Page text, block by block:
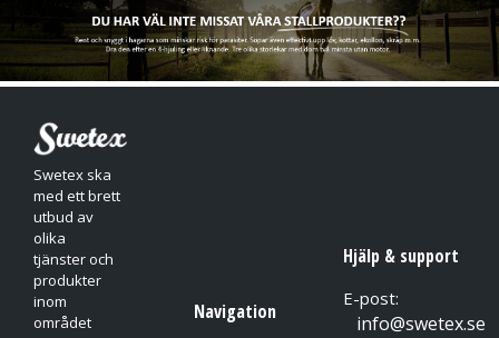
Swetex ska
med ett brett
utbud av
olika
tjänster och
produkter
inom
området
Navigation
Hjälp & support
E-post:
info@swetex.se